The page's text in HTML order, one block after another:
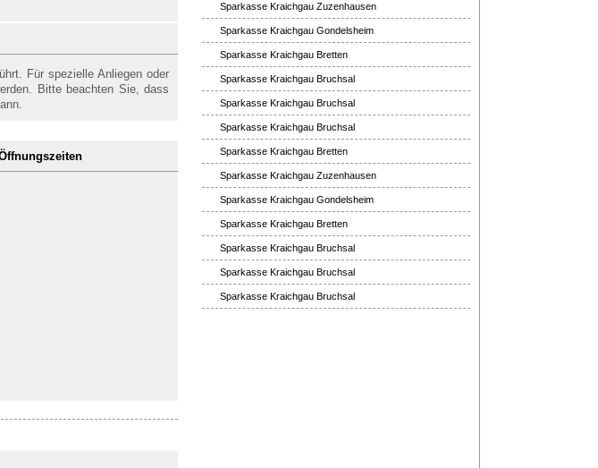
Sparkasse Kraichgau Zuzenhausen
Sparkasse Kraichgau Gondelsheim
Sparkasse Kraichgau Bretten
Sparkasse Kraichgau Bruchsal
Sparkasse Kraichgau Bruchsal
Sparkasse Kraichgau Bruchsal
Sparkasse Kraichgau Bretten
Sparkasse Kraichgau Zuzenhausen
Sparkasse Kraichgau Gondelsheim
Sparkasse Kraichgau Bretten
Sparkasse Kraichgau Bruchsal
Sparkasse Kraichgau Bruchsal
Sparkasse Kraichgau Bruchsal
Für spezielle Anliegen oder
Bitte beachten Sie, dass